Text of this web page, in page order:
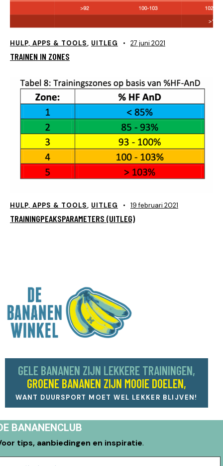
HULP, APPS & TOOLS, UITLEG 27 juni 2021
TRAINEN IN ZONES
HULP, APPS & TOOLS, UITLEG 19 februari 2021
TRAININGPEAKSPARAMETERS (UITLEG)
GELE BANANEN ZIJN LEKKERE TRAININGEN,
GROENE BANANEN ZIJN MOOIE DOELEN,
WANT DUURSPORT MOET WEL LEKKER BLIJVEN!
BANANENCLUB
tips, aanbiedingen en inspiratie.